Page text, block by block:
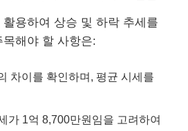
용하여 상승 및 하락 추세를
해야 할 사항은:
차이를 확인하며, 평균 시세를
가 1억 8,700만원임을 고려하여